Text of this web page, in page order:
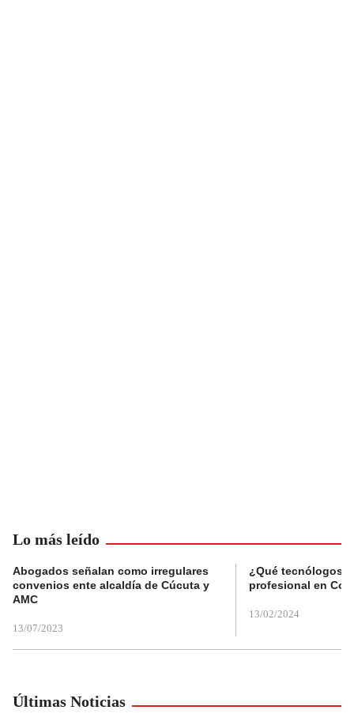
Lo más leído
Abogados señalan como irregulares
convenios ente alcaldía de Cúcuta y
AMC
13/07/2023
¿Qué tecnólogos
profesional en
13/02/2024
Últimas Noticias